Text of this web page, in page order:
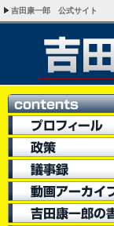
吉田康一郎 公式サイト